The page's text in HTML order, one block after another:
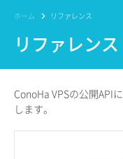
for GAME
Pencil
このサイトについて
プロダクト
リリースノート
ホーム リファレンス
リファレンス
ConoHa VPSの公開APIに
します。